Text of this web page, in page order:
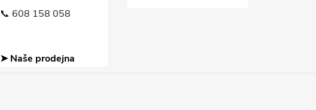
📞 608 158 058
➤ Naše prodejna